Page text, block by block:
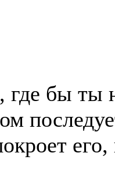
где бы ты
его,